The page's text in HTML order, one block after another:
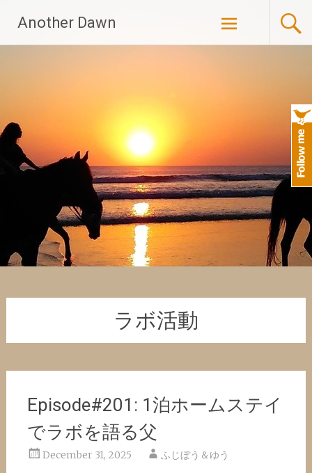
content
Another Dawn
ラボ活動
Episode#201: 1泊ホームステイ
でラボを語る父
December 31, 2025 ふじぼう＆ゆう